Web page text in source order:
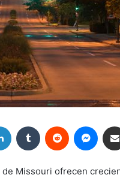
LinkedIn Tumblr Reddit
Missouri ofrecen